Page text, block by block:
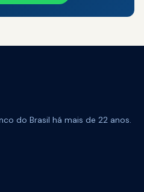
do Brasil há mais de 22 anos.